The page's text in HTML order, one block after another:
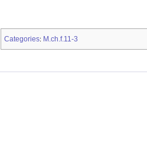
Categories: M.ch.f.11-3